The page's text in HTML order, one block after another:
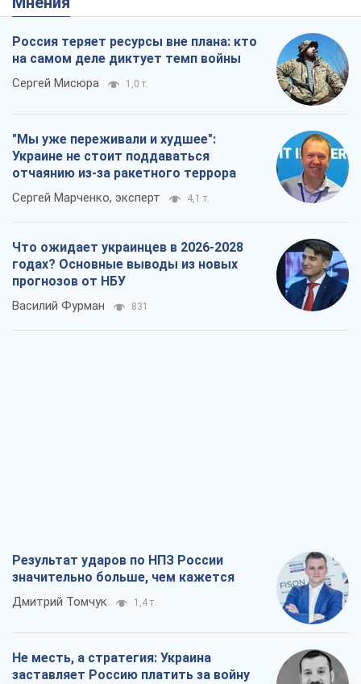
Россия теряет ресурсы вне плана: кто
на самом деле диктует темп войны
Сергей Мисюра 1,0 т.
"Мы уже переживали и худшее":
Украине не стоит поддаваться
отчаянию из-за ракетного террора
Сергей Марченко, эксперт 4,1 т.
Что ожидает украинцев в 2026-2028
годах? Основные выводы из новых
прогнозов от НБУ
Василий Фурман 831
Результат ударов по НПЗ России
значительно больше, чем кажется
Дмитрий Томчук 1,4 т.
Не месть, а стратегия: Украина
заставляет Россию платить за войну